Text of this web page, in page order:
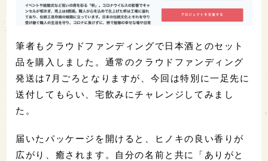
筆者もクラウドファンディングで日本酒とのセット
品を購入しました。通常のクラウドファンディング
発送は7月ごろとなりますが、今回は特別に一足先に
送付してもらい、宅飲みにチャレンジしてみまし
た。
届いたパッケージを開けると、ヒノキの良い香りが
広がり、癒されます。自分の名前と共に「ありがと